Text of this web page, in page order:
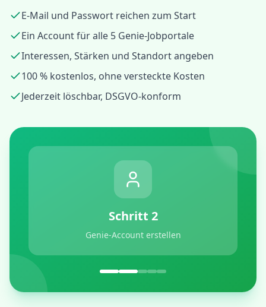
E-Mail und Passwort reichen zum Start
Ein Account für alle 5 Genie-Jobportale
Interessen, Stärken und Standort angeben
100 % kostenlos, ohne versteckte Kosten
Jederzeit löschbar, DSGVO-konform
Schritt 2
Genie-Account erstellen